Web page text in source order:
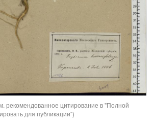
рекомендованное цитирование в "Полной
для публикации")